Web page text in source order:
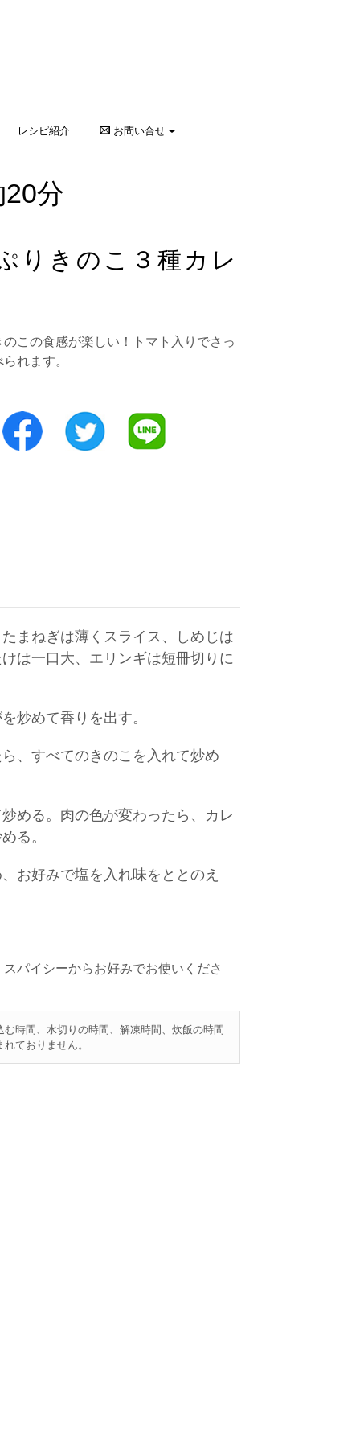
レシピ紹介 お問い合せ
分
りきのこ３種カレ
この食感が楽しい！トマト入りでさっ
れます。
まねぎは薄くスライス、しめじは
は一口大、エリンギは短冊切りに
炒めて香りを出す。
、すべてのきのこを入れて炒め
める。肉の色が変わったら、カレ
る。
お好みで塩を入れ味をととのえ
パイシーからお好みでお使いくださ
時間、水切りの時間、解凍時間、炊飯の時間
ておりません。